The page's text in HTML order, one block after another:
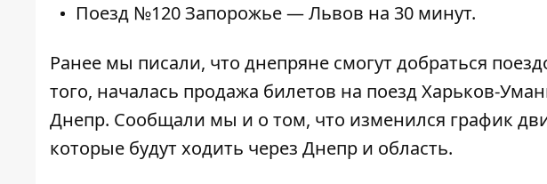
Поезд №120 Запорожье — Львов на 30 минут.
Ранее мы писали, что днепряне смогут добраться
того, началась продажа билетов на поезд Харьков-
Днепр. Сообщали мы и о том, что изменился график
которые будут ходить через Днепр и область.